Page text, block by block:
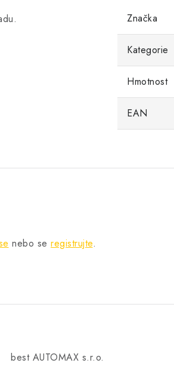
Značka
Kategorie
Hmotnost
EAN
nebo se registrujte.
best AUTOMAX s.r.o.